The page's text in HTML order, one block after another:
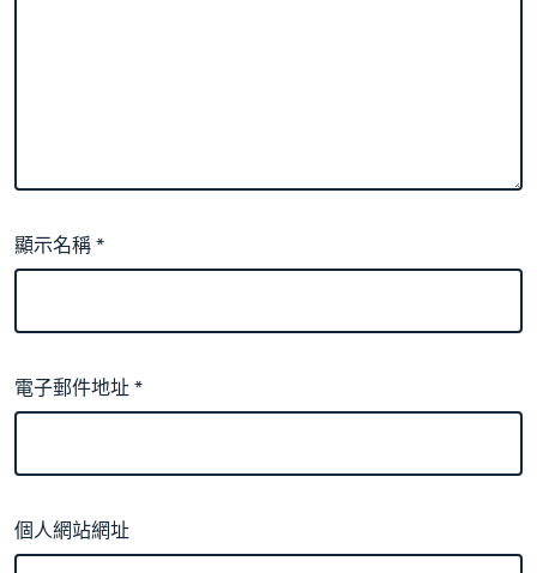
顯示名稱*
電子郵件地址*
個人網站網址